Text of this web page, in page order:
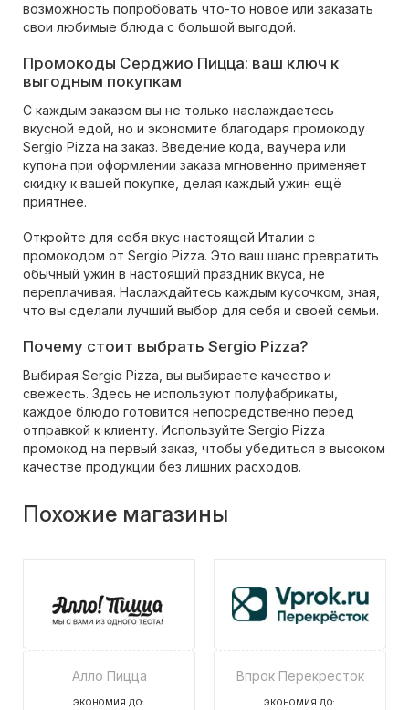
возможность попробовать что-то новое или заказать
свои любимые блюда с большой выгодой.
Промокоды Серджио Пицца: ваш ключ к
выгодным покупкам
С каждым заказом вы не только наслаждаетесь
вкусной едой, но и экономите благодаря промокоду
Sergio Pizza на заказ. Введение кода, ваучера или
купона при оформлении заказа мгновенно применяет
скидку к вашей покупке, делая каждый ужин ещё
приятнее.
Откройте для себя вкус настоящей Италии с
промокодом от Sergio Pizza. Это ваш шанс превратить
обычный ужин в настоящий праздник вкуса, не
переплачивая. Наслаждайтесь каждым кусочком, зная,
что вы сделали лучший выбор для себя и своей семьи.
Почему стоит выбрать Sergio Pizza?
Выбирая Sergio Pizza, вы выбираете качество и
свежесть. Здесь не используют полуфабрикаты,
каждое блюдо готовится непосредственно перед
отправкой к клиенту. Используйте Sergio Pizza
промокод на первый заказ, чтобы убедиться в высоком
качестве продукции без лишних расходов.
Похожие магазины
Алло Пицца
ЭКОНОМИЯ ДО:
Впрок Перекресток
ЭКОНОМИЯ ДО: